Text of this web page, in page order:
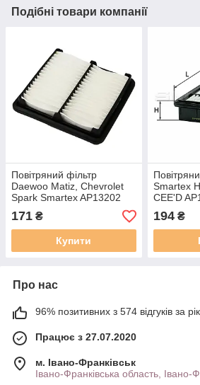
Подібні товари компанії
Повітряний фільтр
Daewoo Matiz, Chevrolet
Spark Smartex AP13202
(аналог WA6253 / LX877 /
C2119 )
171 ₴
Купити
Smartex
CEE'D
WA9581
)194₴
Про нас
96% позитивних з 574 відгуків за рік
Працює з 27.07.2020
м. Івано-Франківськ
Івано-Франківська область, Івано-